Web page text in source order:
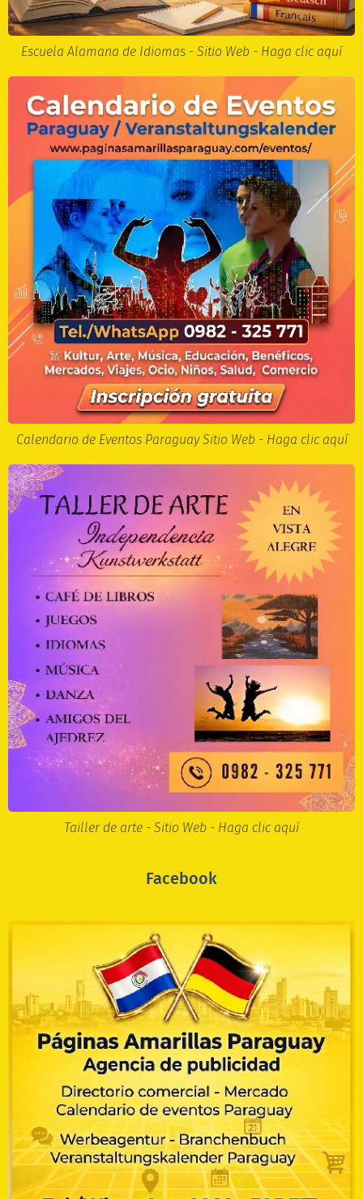
Escuela Alamana de Idiomas - Sitio Web - Haga clic aquí
Calendario de Eventos Paraguay Sitio Web - Haga clic aquí
Tailler de arte - Sitio Web - Haga clic aquí
Facebook